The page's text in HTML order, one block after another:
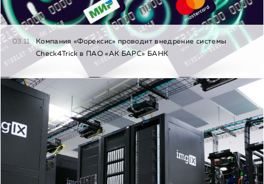
03.11
Компания «Форексис» проводит внедрение системы
Check4Trick в ПАО «АК БАРС» БАНК